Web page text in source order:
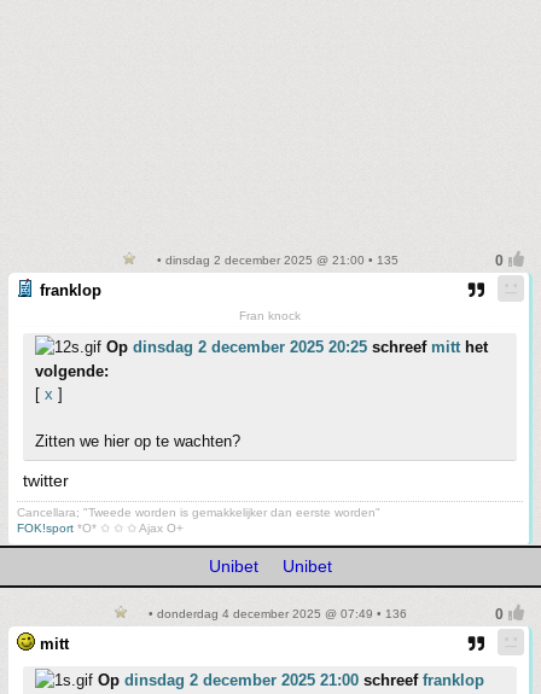
• dinsdag 2 december 2025 @ 21:00 • 135
franklop
Fran knock
Op dinsdag 2 december 2025 20:25 schreef mitthet
volgende:
[ x ]
Zitten we hier op te wachten?
twitter
Cancellara; "Tweede worden is gemakkelijker dan eerste worden"
FOK!sport *O* ✩ ✩ ✩ Ajax O+
Unibet Unibet
• donderdag 4 december 2025 @ 07:49 • 136
mitt
Op dinsdag 2 december 2025 21:00 schreef franklop